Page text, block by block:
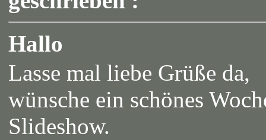
Hallo
Lasse mal liebe Grüße da,
wünsche ein schönes
Slideshow.